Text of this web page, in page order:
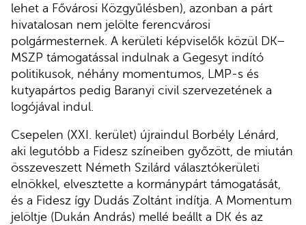
lehet a Fővárosi Közgyűlésben), azonban a párt
hivatalosan nem jelölte ferencvárosi
polgármesternek. A kerületi képviselők közül DK–
MSZP támogatással indulnak a Gegesyt indító
politikusok, néhány momentumos, LMP-s és
kutyapártos pedig Baranyi civil szervezetének a
logójával indul.
Csepelen (XXI. kerület) újraindul Borbély Lénárd,
aki legutóbb a Fidesz színeiben győzött, de miután
összeveszett Németh Szilárd választókerületi
elnökkel, elvesztette a kormánypárt támogatását,
és a Fidesz így Dudás Zoltánt indítja. A Momentum
jelöltje (Dukán András) mellé beállt a DK és az